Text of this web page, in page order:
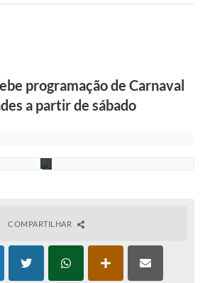
programação de Carnaval
a partir de sábado
g
i
o
COMPARTILHAR